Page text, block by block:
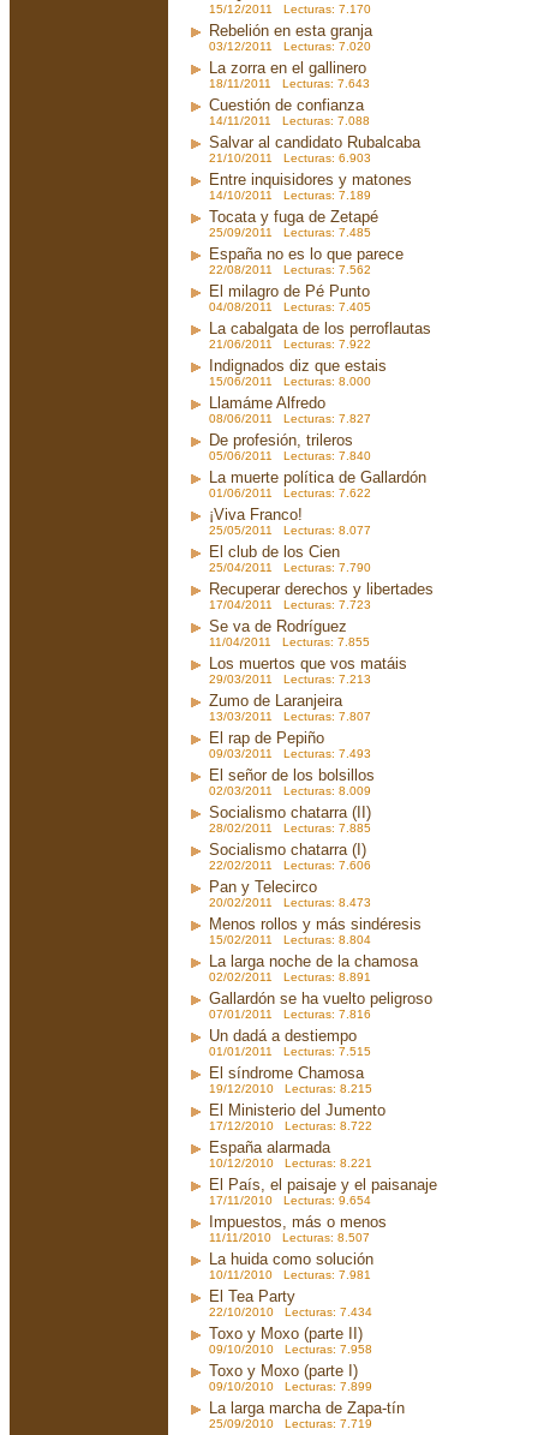
15/12/2011 Lecturas: 7.170
Rebelión en esta granja
03/12/2011 Lecturas: 7.020
La zorra en el gallinero
18/11/2011 Lecturas: 7.643
Cuestión de confianza
14/11/2011 Lecturas: 7.088
Salvar al candidato Rubalcaba
21/10/2011 Lecturas: 6.903
Entre inquisidores y matones
14/10/2011 Lecturas: 7.189
Tocata y fuga de Zetapé
25/09/2011 Lecturas: 7.485
España no es lo que parece
22/08/2011 Lecturas: 7.562
El milagro de Pé Punto
04/08/2011 Lecturas: 7.405
La cabalgata de los perroflautas
21/06/2011 Lecturas: 7.922
Indignados diz que estais
15/06/2011 Lecturas: 8.000
Llamáme Alfredo
08/06/2011 Lecturas: 7.827
De profesión, trileros
05/06/2011 Lecturas: 7.840
La muerte política de Gallardón
01/06/2011 Lecturas: 7.622
¡Viva Franco!
25/05/2011 Lecturas: 8.077
El club de los Cien
25/04/2011 Lecturas: 7.790
Recuperar derechos y libertades
17/04/2011 Lecturas: 7.723
Se va de Rodríguez
11/04/2011 Lecturas: 7.855
Los muertos que vos matáis
29/03/2011 Lecturas: 7.213
Zumo de Laranjeira
13/03/2011 Lecturas: 7.807
El rap de Pepiño
09/03/2011 Lecturas: 7.493
El señor de los bolsillos
02/03/2011 Lecturas: 8.009
Socialismo chatarra (II)
28/02/2011 Lecturas: 7.885
Socialismo chatarra (I)
22/02/2011 Lecturas: 7.606
Pan y Telecirco
20/02/2011 Lecturas: 8.473
Menos rollos y más sindéresis
15/02/2011 Lecturas: 8.804
La larga noche de la chamosa
02/02/2011 Lecturas: 8.891
Gallardón se ha vuelto peligroso
07/01/2011 Lecturas: 7.816
Un dadá a destiempo
01/01/2011 Lecturas: 7.515
El síndrome Chamosa
19/12/2010 Lecturas: 8.215
El Ministerio del Jumento
17/12/2010 Lecturas: 8.722
España alarmada
10/12/2010 Lecturas: 8.221
El País, el paisaje y el paisanaje
17/11/2010 Lecturas: 9.654
Impuestos, más o menos
11/11/2010 Lecturas: 8.507
La huida como solución
10/11/2010 Lecturas: 7.981
El Tea Party
22/10/2010 Lecturas: 7.434
Toxo y Moxo (parte II)
09/10/2010 Lecturas: 7.958
Toxo y Moxo (parte I)
09/10/2010 Lecturas: 7.899
La larga marcha de Zapa-tín
25/09/2010 Lecturas: 7.719